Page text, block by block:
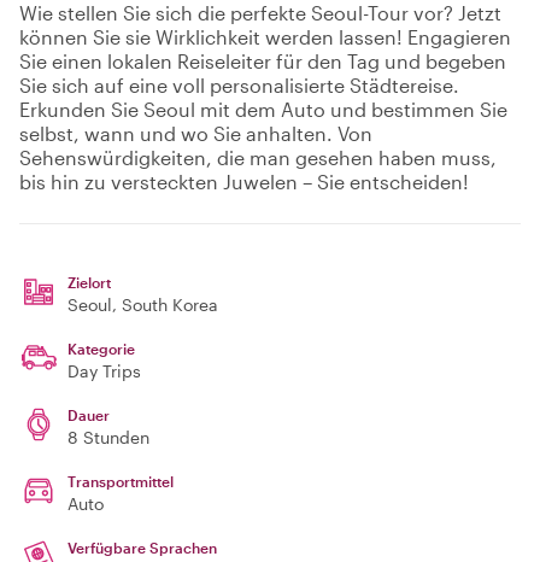
Wie stellen Sie sich die perfekte Seoul-Tour vor? Jetzt
können Sie sie Wirklichkeit werden lassen! Engagieren
Sie einen lokalen Reiseleiter für den Tag und begeben
Sie sich auf eine voll personalisierte Städtereise.
Erkunden Sie Seoul mit dem Auto und bestimmen Sie
selbst, wann und wo Sie anhalten. Von
Sehenswürdigkeiten, die man gesehen haben muss,
bis hin zu versteckten Juwelen – Sie entscheiden!
Zielort
Seoul, South Korea
Kategorie
Day Trips
Dauer
8 Stunden
Transportmittel
Auto
Verfügbare Sprachen